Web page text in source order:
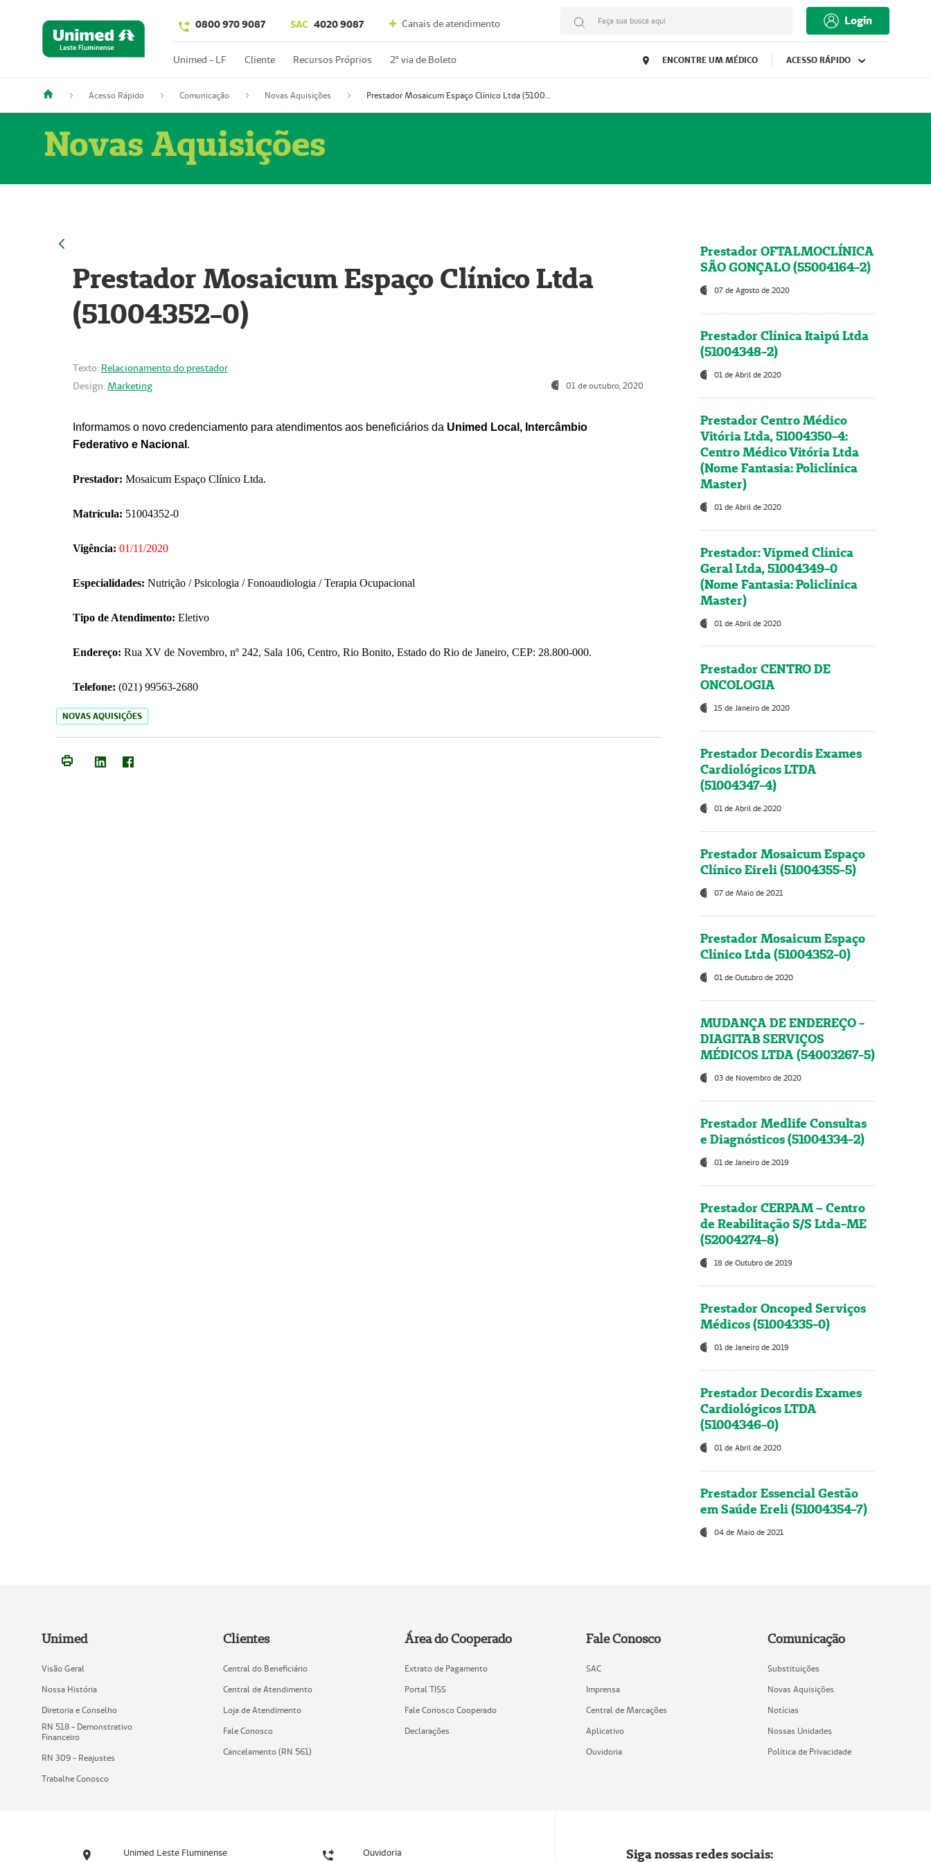
0800 970 9087 SAC 4020 9087 Canais de atendimento Faça sua busca aqui Login
Unimed - LF Cliente Recursos Próprios 2º via de Boleto ENCONTRE UM MÉDICO ACESSO RÁPIDO
Acesso Rápido Comunicação Novas Aquisições Prestador Mosaicum Espaço Clínico Ltda (51004352-0)
Novas Aquisições
Prestador Mosaicum Espaço Clínico Ltda
(51004352-0)
Texto: Relacionamento do prestador
Design: Marketing 01 de outubro, 2020
Informamos o novo credenciamento para atendimentos aos beneficiários da Unimed Local, Intercâmbio
Federativo e Nacional .
Prestador: Mosaicum Espaço Clínico Ltda.
Matrícula: 51004352-0
Vigência: 01/11/2020
Especialidades: Nutrição / Psicologia / Fonoaudiologia / Terapia Ocupacional
Tipo de Atendimento: Eletivo
Endereço: Rua XV de Novembro, nº 242, Sala 106, Centro, Rio Bonito, Estado do Rio de Janeiro, CEP: 28.800-000.
Telefone: (021) 99563-2680
NOVAS AQUISIÇÕES
Prestador OFTALMOCLÍNICA
SÃO GONÇALO (55004164-2)
07 de Agosto de 2020
Prestador Clínica Itaipú Ltda
(51004348-2)
01 de Abril de 2020
Prestador Centro Médico
Vitória Ltda, 51004350-4:
Centro Médico Vitória Ltda
(Nome Fantasia: Policlínica
Master)
01 de Abril de 2020
Prestador: Vipmed Clínica
Geral Ltda, 51004349-0
(Nome Fantasia: Policlínica
Master)
01 de Abril de 2020
Prestador CENTRO DE
ONCOLOGIA
15 de Janeiro de 2020
Prestador Decordis Exames
Cardiológicos LTDA
(51004347-4)
01 de Abril de 2020
Prestador Mosaicum Espaço
Clínico Eireli (51004355-5)
07 de Maio de 2021
Prestador Mosaicum Espaço
Clínico Ltda (51004352-0)
01 de Outubro de 2020
MUDANÇA DE ENDEREÇO -
DIAGITAB SERVIÇOS
MÉDICOS LTDA (54003267-5)
03 de Novembro de 2020
Prestador Medlife Consultas
e Diagnósticos (51004334-2)
01 de Janeiro de 2019
Prestador CERPAM – Centro
de Reabilitação S/S Ltda-ME
(52004274-8)
18 de Outubro de 2019
Prestador Oncoped Serviços
Médicos (51004335-0)
01 de Janeiro de 2019
Prestador Decordis Exames
Cardiológicos LTDA
(51004346-0)
01 de Abril de 2020
Prestador Essencial Gestão
em Saúde Ereli (51004354-7)
04 de Maio de 2021
Unimed
Visão Geral
Nossa História
Diretoria e Conselho
RN 518 - Demonstrativo
Financeiro
RN 309 - Reajustes
Trabalhe Conosco
Clientes
Central do Beneficiário
Central de Atendimento
Loja de Atendimento
Fale Conosco
Cancelamento (RN 561)
Área do Cooperado
Extrato de Pagamento
Portal TISS
Fale Conosco Cooperado
Declarações
Fale Conosco
SAC
Imprensa
Central de Marcações
Aplicativo
Ouvidoria
Comunicação
Substituições
Novas Aquisições
Notícias
Nossas Unidades
Política de Privacidade
Unimed Leste Fluminense Ouvidoria Siga nossas redes sociais: